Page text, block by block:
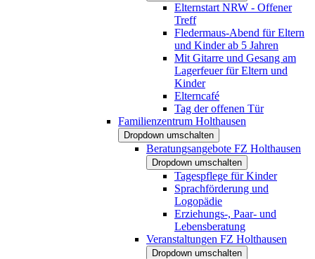
Elternstart NRW - Offener
Treff
Fledermaus-Abend für Eltern
und Kinder ab 5 Jahren
Mit Gitarre und Gesang am
Lagerfeuer für Eltern und
Kinder
Elterncafé
Tag der offenen Tür
Familienzentrum Holthausen
Dropdown umschalten
Beratungsangebote FZ Holthausen
Dropdown umschalten
Tagespflege für Kinder
Sprachförderung und
Logopädie
Erziehungs-, Paar- und
Lebensberatung
Veranstaltungen FZ Holthausen
Dropdown umschalten